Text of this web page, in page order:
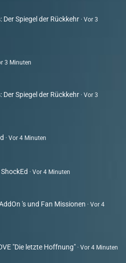
Der Spiegel der Rückkehr
Vor 3
3 Minuten
Der Spiegel der Rückkehr
Vor 3
Vor 4 Minuten
Vor 4 Minuten
's und Fan Missionen
Vor 4
"Die letzte Hoffnung" Vor 4 Minuten